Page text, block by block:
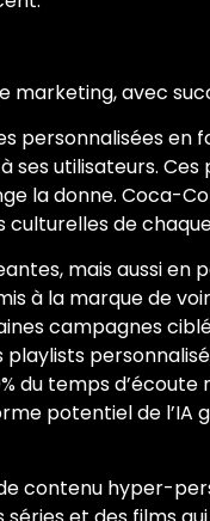
marketing, avec
personnalisées
ses utilisateurs.
la donne. Coca-
de
mais aussi en
à la marque de
campagnes
playlists
du temps d’écoute
potentiel de l’IA
contenu hyper-